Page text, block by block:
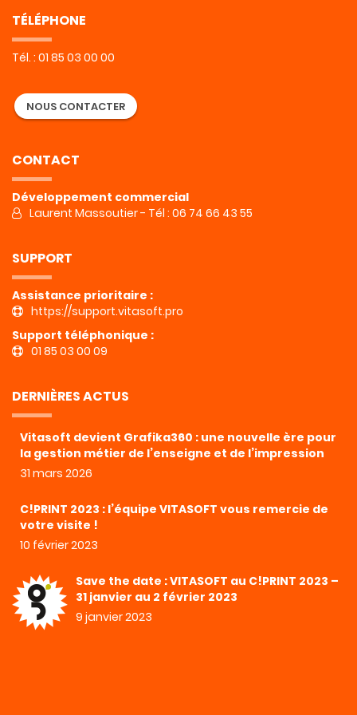
TÉLÉPHONE
Tél. : 01 85 03 00 00
NOUS CONTACTER
CONTACT
Développement commercial
Laurent Massoutier - Tél : 06 74 66 43 55
SUPPORT
Assistance prioritaire :
https://support.vitasoft.pro
Support téléphonique :
01 85 03 00 09
DERNIÈRES ACTUS
Vitasoft devient Grafika360 : une nouvelle ère pour
la gestion métier de l’enseigne et de l’impression
31 mars 2026
C!PRINT 2023 : l’équipe VITASOFT vous remercie de
votre visite !
10 février 2023
Save the date : VITASOFT au C!PRINT 2023 –
31 janvier au 2 février 2023
9 janvier 2023